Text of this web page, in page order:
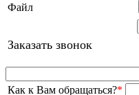
Файл
Заказать звонок
Как к Вам обращаться?*